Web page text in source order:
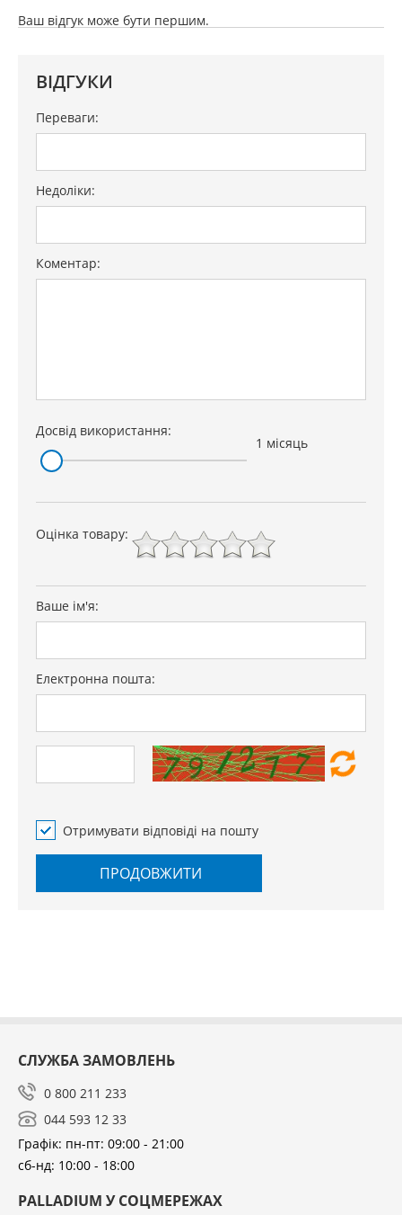
Ваш відгук може бути першим.
ВІДГУКИ
Переваги:
Недоліки:
Коментар:
Досвід використання:
1 місяць
Оцінка товару:
Ваше ім'я:
Електронна пошта:
Отримувати відповіді на пошту
ПРОДОВЖИТИ
СЛУЖБА ЗАМОВЛЕНЬ
0 800 211 233
044 593 12 33
Графік: пн-пт: 09:00 - 21:00
сб-нд: 10:00 - 18:00
PALLADIUM У СОЦМЕРЕЖАХ